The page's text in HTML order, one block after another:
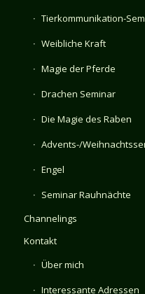
Tierkommunikation-
Weibliche Kraft
Magie der Pferde
Drachen Seminar
Die Magie des Raben
Advents-/
Engel
Seminar Rauhnächte
Channelings
Kontakt
Über mich
Interessante Adressen